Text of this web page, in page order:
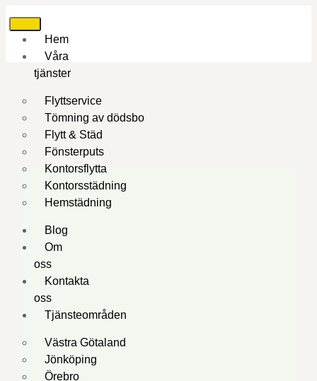
Hem
Våra
tjänster
Flyttservice
Tömning av dödsbo
Flytt & Städ
Fönsterputs
Kontorsflytta
Kontorsstädning
Hemstädning
Blog
Om
oss
Kontakta
oss
Tjänsteområden
Västra Götaland
Jönköping
Örebro